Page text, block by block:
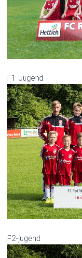
F1-Jugend
F2-jugend